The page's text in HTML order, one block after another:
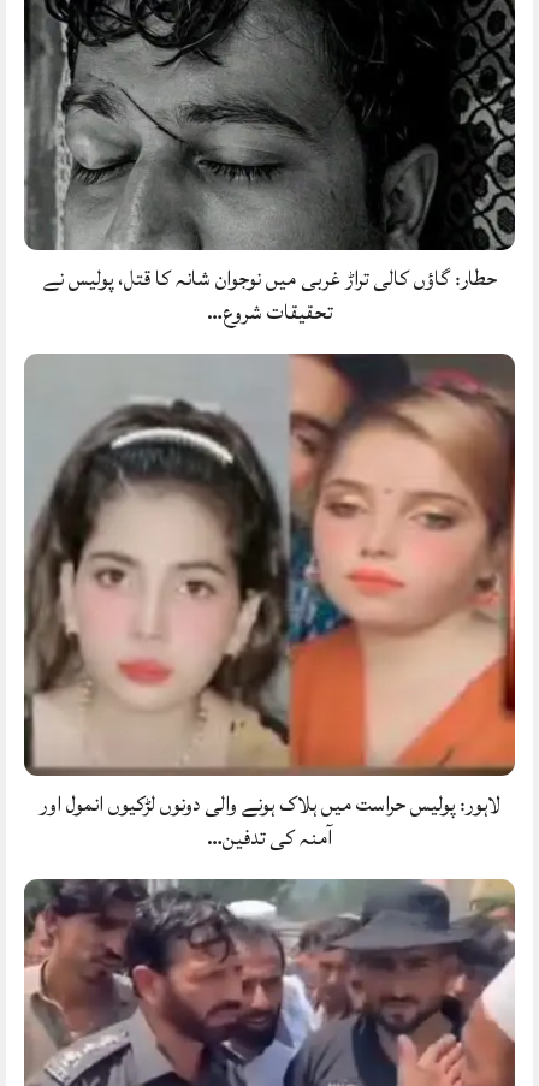
حطار: گاؤں کالی تراڑ غربی میں نوجوان شانہ کا قتل، پولیس نے
تحقیقات شروع…
لاہور: پولیس حراست میں ہلاک ہونے والی دونوں لڑکیوں انمول اور
آمنہ کی تدفین…